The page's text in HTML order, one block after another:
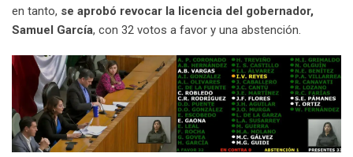
en tanto, se aprobó revocar la licencia del gobernador,
Samuel García, con 32 votos a favor y una abstención.